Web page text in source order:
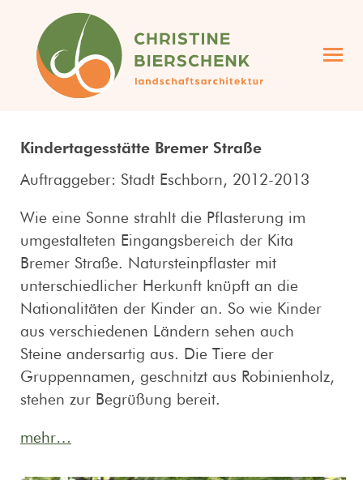
christine bierschenk
kontakt
Kindertagesstätte Bremer Straße
Auftraggeber: Stadt Eschborn, 2012-2013
Wie eine Sonne strahlt die Pflasterung im
umgestalteten Eingangsbereich der Kita
Bremer Straße. Natursteinpflaster mit
unterschiedlicher Herkunft knüpft an die
Nationalitäten der Kinder an. So wie Kinder
aus verschiedenen Ländern sehen auch
Steine andersartig aus. Die Tiere der
Gruppennamen, geschnitzt aus Robinienholz,
stehen zur Begrüßung bereit.
mehr…